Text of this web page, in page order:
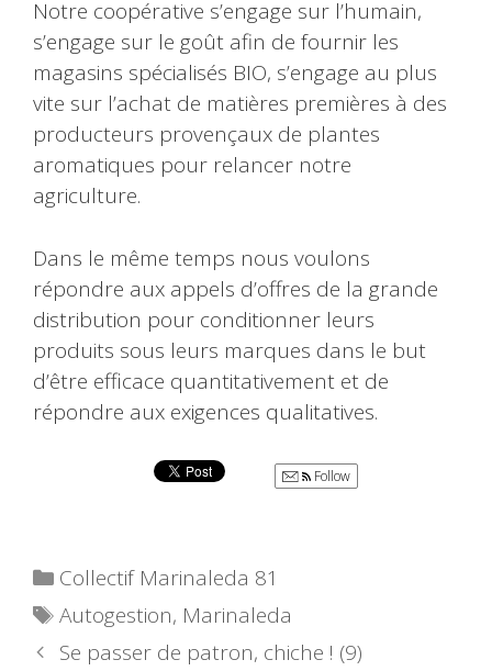
Notre coopérative s’engage sur l’humain,
s’engage sur le goût afin de fournir les
magasins spécialisés BIO, s’engage au plus
vite sur l’achat de matières premières à des
producteurs provençaux de plantes
aromatiques pour relancer notre
agriculture.
Dans le même temps nous voulons
répondre aux appels d’offres de la grande
distribution pour conditionner leurs
produits sous leurs marques dans le but
d’être efficace quantitativement et de
répondre aux exigences qualitatives.
Follow
Catégories
Collectif Marinaleda 81
Étiquettes
Autogestion, Marinaleda
Se passer de patron, chiche ! (9)